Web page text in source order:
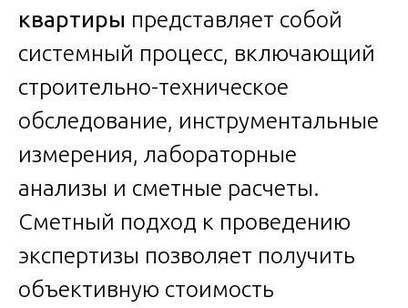
квартиры представляет собой
системный процесс, включающий
строительно-техническое
обследование, инструментальные
измерения, лабораторные
анализы и сметные расчеты.
Сметный подход к проведению
экспертизы позволяет получить
объективную стоимость